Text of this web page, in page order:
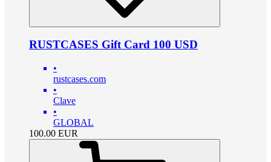
RUSTCASES Gift Card 100 USD
•
rustcases.com
•
Clave
•
GLOBAL
100.00 EUR